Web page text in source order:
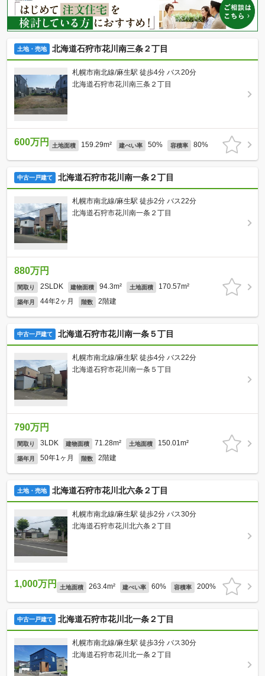
土地・売地 北海道石狩市花川南三条２丁目
札幌市南北線/麻生駅 徒歩4分 バス20分
北海道石狩市花川南三条２丁目
600万円 土地面積 159.29m² 建ぺい率 50% 容積率 80%
中古一戸建て 北海道石狩市花川南一条２丁目
札幌市南北線/麻生駅 徒歩2分 バス22分
北海道石狩市花川南一条２丁目
880万円
間取り 2SLDK 建物面積 94.3m² 土地面積 170.57m²
築年月 44年2ヶ月 階数 2階建
中古一戸建て 北海道石狩市花川南一条５丁目
札幌市南北線/麻生駅 徒歩4分 バス22分
北海道石狩市花川南一条５丁目
790万円
間取り 3LDK 建物面積 71.28m² 土地面積 150.01m²
築年月 50年1ヶ月 階数 2階建
土地・売地 北海道石狩市花川北六条２丁目
札幌市南北線/麻生駅 徒歩2分 バス30分
北海道石狩市花川北六条２丁目
1,000万円 土地面積 263.4m² 建ぺい率 60% 容積率 200%
中古一戸建て 北海道石狩市花川北一条２丁目
札幌市南北線/麻生駅 徒歩3分 バス30分
北海道石狩市花川北一条２丁目